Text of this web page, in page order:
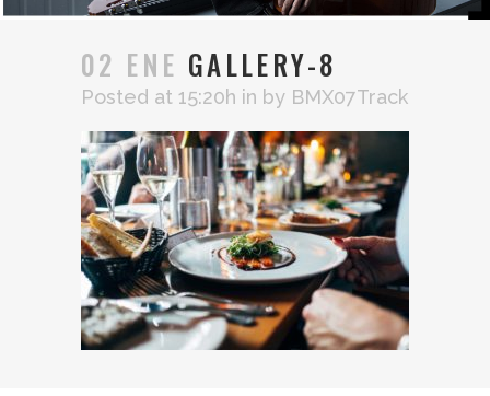
02 ENE GALLERY-8
Posted at 15:20h in by BMX07Track